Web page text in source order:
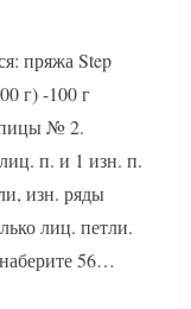
пряжа Step
г) -100 г
№ 2.
п. и 1 изн. п.
изн. ряды
лиц. петли.
56…